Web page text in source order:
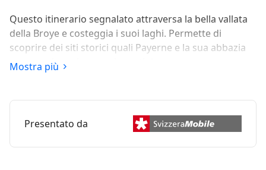
Questo itinerario segnalato attraversa la bella vallata
della Broye e costeggia i suoi laghi. Permette di
scoprire dei siti storici quali Payerne e la sua abbazia
romana, Avenches con le vestigia romane, senza
dimanticare la città medievale di Estavayer-le-Lac.
Mostra più
Presentato da